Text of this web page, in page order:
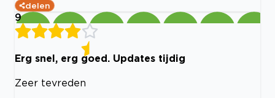
delen
9
Erg snel, erg goed. Updates tijdig
Zeer tevreden